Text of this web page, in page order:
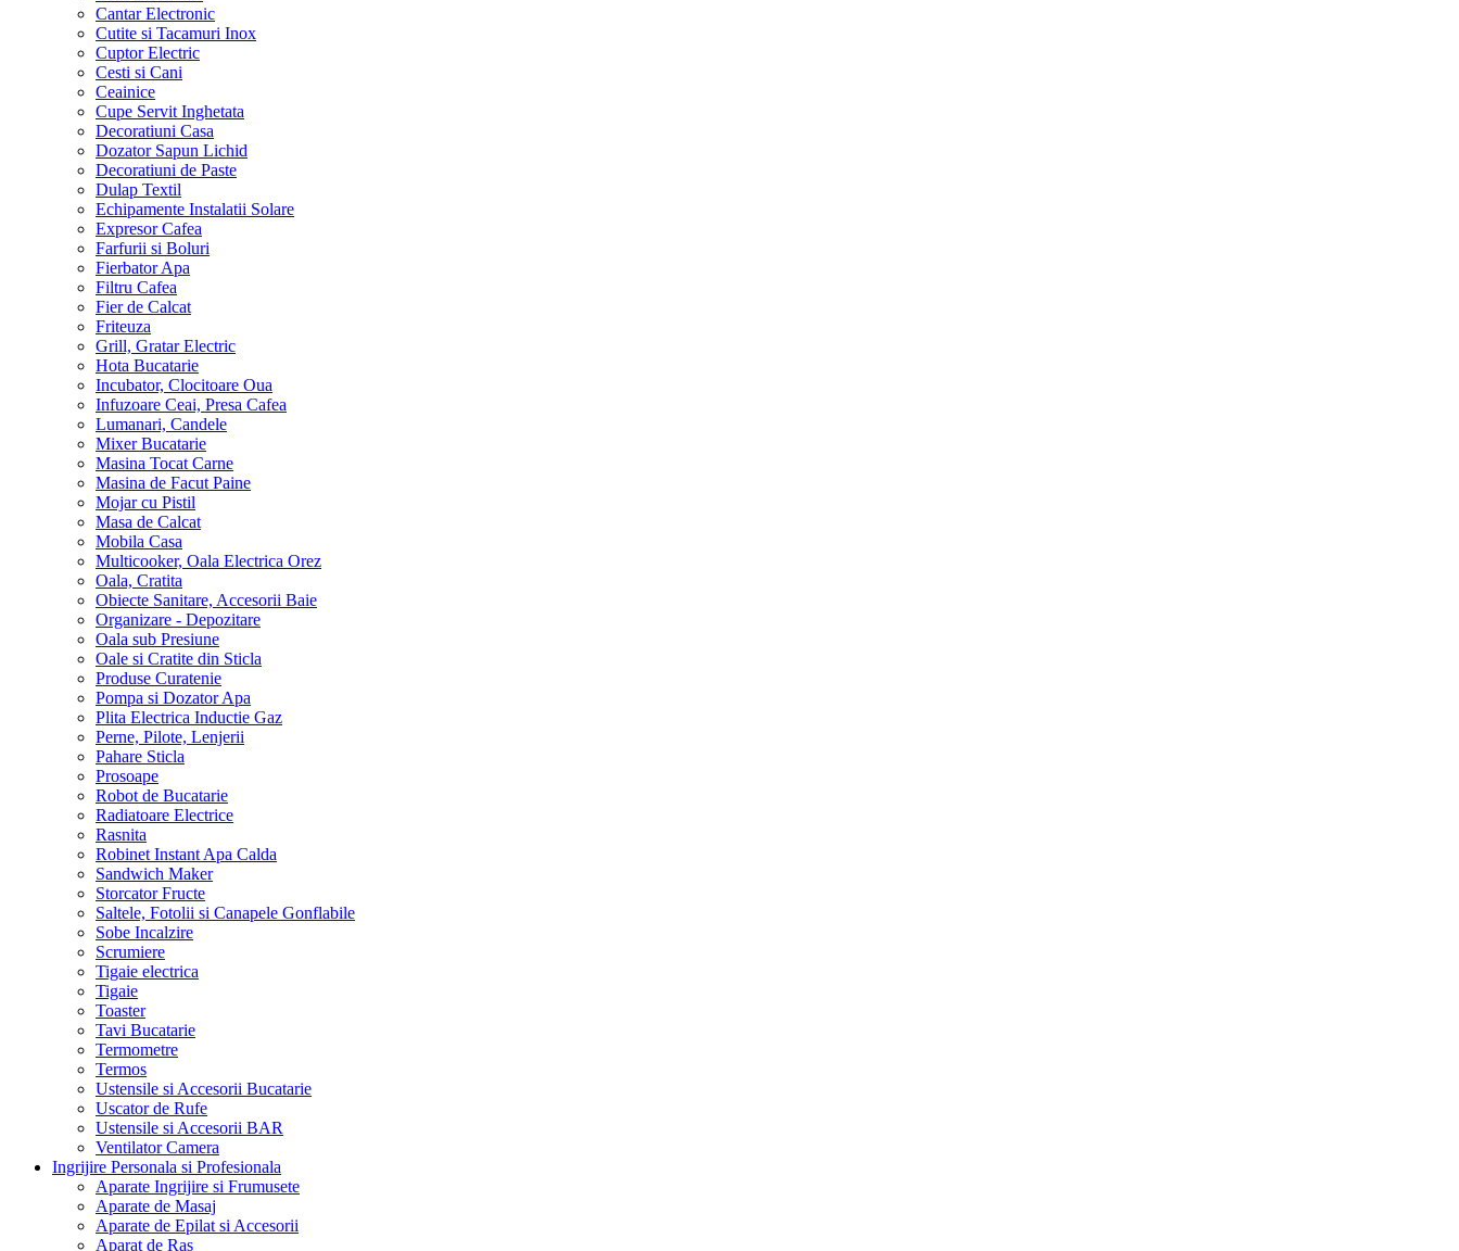
Cantar Electronic
Cutite si Tacamuri Inox
Cuptor Electric
Cesti si Cani
Ceainice
Cupe Servit Inghetata
Decoratiuni Casa
Dozator Sapun Lichid
Decoratiuni de Paste
Dulap Textil
Echipamente Instalatii Solare
Expresor Cafea
Farfurii si Boluri
Fierbator Apa
Filtru Cafea
Fier de Calcat
Friteuza
Grill, Gratar Electric
Hota Bucatarie
Incubator, Clocitoare Oua
Infuzoare Ceai, Presa Cafea
Lumanari, Candele
Mixer Bucatarie
Masina Tocat Carne
Masina de Facut Paine
Mojar cu Pistil
Masa de Calcat
Mobila Casa
Multicooker, Oala Electrica Orez
Oala, Cratita
Obiecte Sanitare, Accesorii Baie
Organizare - Depozitare
Oala sub Presiune
Oale si Cratite din Sticla
Produse Curatenie
Pompa si Dozator Apa
Plita Electrica Inductie Gaz
Perne, Pilote, Lenjerii
Pahare Sticla
Prosoape
Robot de Bucatarie
Radiatoare Electrice
Rasnita
Robinet Instant Apa Calda
Sandwich Maker
Storcator Fructe
Saltele, Fotolii si Canapele Gonflabile
Sobe Incalzire
Scrumiere
Tigaie electrica
Tigaie
Toaster
Tavi Bucatarie
Termometre
Termos
Ustensile si Accesorii Bucatarie
Uscator de Rufe
Ustensile si Accesorii BAR
Ventilator Camera
Ingrijire Personala si Profesionala
Aparate Ingrijire si Frumusete
Aparate de Masaj
Aparate de Epilat si Accesorii
Aparat de Ras